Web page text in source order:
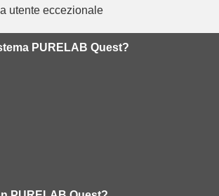
utente eccezionale
PURELAB Quest?